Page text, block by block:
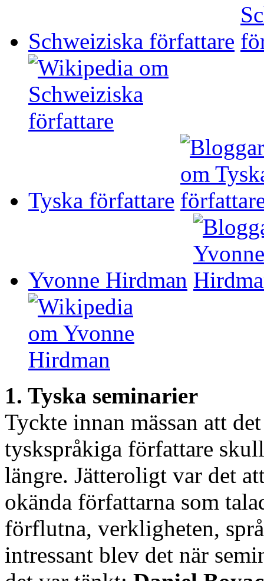
Schweiziska författare
Tyska författare
Yvonne Hirdman
1. Tyska seminarier
Tyckte innan mässan att
tyskspråkiga författare
längre. Jätteroligt var det
okända författarna som
förflutna, verkligheten,
intressant blev det när